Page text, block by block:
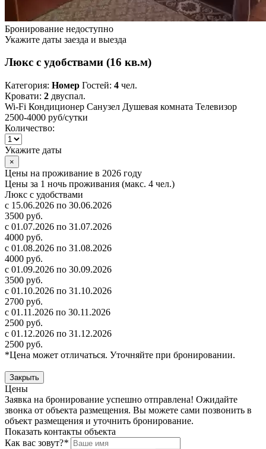
Бронирование недоступно
Укажите даты заезда и выезда
Люкс с удобствами (16 кв.м)
Категория: Номер Гостей: 4 чел.
Кровати: 2 двуспал.
Wi-Fi Кондиционер Санузел Душевая комната Телевизор
2500-4000 руб/сутки
Количество:
Укажите даты
×
Цены на проживание в 2026 году
Цены за 1 ночь проживания (макс. 4 чел.)
Люкс с удобствами
с 15.06.2026 по 30.06.2026
3500 руб.
с 01.07.2026 по 31.07.2026
4000 руб.
с 01.08.2026 по 31.08.2026
4000 руб.
с 01.09.2026 по 30.09.2026
3500 руб.
с 01.10.2026 по 31.10.2026
2700 руб.
с 01.11.2026 по 30.11.2026
2500 руб.
с 01.12.2026 по 31.12.2026
2500 руб.
*Цена может отличаться. Уточняйте при бронировании.
Закрыть
Цены
Заявка на бронирование успешно отправлена! Ожидайте
звонка от объекта размещения. Вы можете сами позвонить в
объект размещения и уточнить бронирование.
Показать контакты объекта
Как вас зовут?*